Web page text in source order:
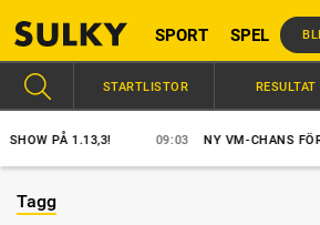
SPORT SPEL
PÅ 1.13,3! 09:03 NY VM-CHANS FÖR
STARTLISTOR RESULTAT
Tagg